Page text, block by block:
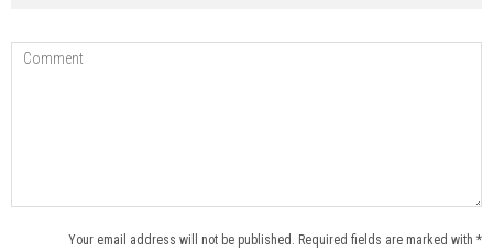
Your email address will not be published. Required fields are marked with *